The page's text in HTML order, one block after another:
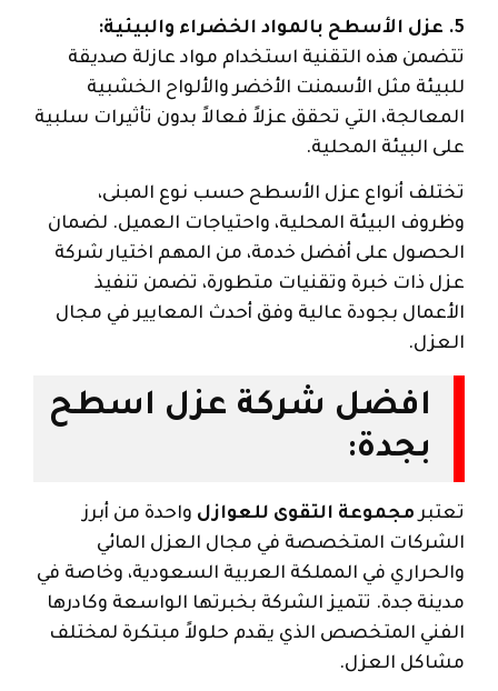
5. عزل الأسطح بالمواد الخضراء والبيئية:
تتضمن هذه التقنية استخدام مواد عازلة صديقة
للبيئة مثل الأسمنت الأخضر والألواح الخشبية
المعالجة، التي تحقق عزلاً فعالاً بدون تأثيرات سلبية
على البيئة المحلية.
تختلف أنواع عزل الأسطح حسب نوع المبنى،
وظروف البيئة المحلية، واحتياجات العميل. لضمان
الحصول على أفضل خدمة، من المهم اختيار شركة
عزل ذات خبرة وتقنيات متطورة، تضمن تنفيذ
الأعمال بجودة عالية وفق أحدث المعايير في مجال
العزل.
افضل شركة عزل اسطح
بجدة:
تعتبرمجموعة التقوى للعوازل واحدة من أبرز
الشركات المتخصصة في مجال العزل المائي
والحراري في المملكة العربية السعودية، وخاصة في
مدينة جدة. تتميز الشركة بخبرتها الواسعة وكادرها
الفني المتخصص الذي يقدم حلولاً مبتكرة لمختلف
مشاكل العزل.